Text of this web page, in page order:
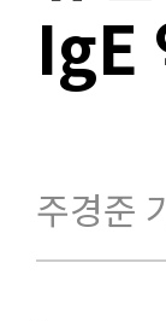
IgE
주경준